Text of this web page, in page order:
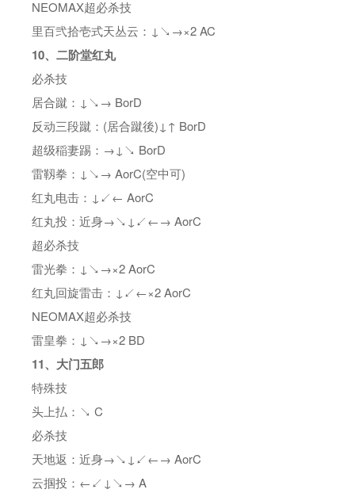
NEOMAX超必杀技
里百弐拾壱式天丛云：↓↘→×2 AC
10、二阶堂红丸
必杀技
居合蹴：↓↘→ BorD
反动三段蹴：(居合蹴後)↓↑ BorD
超级稲妻踢：→↓↘ BorD
雷靱拳：↓↘→ AorC(空中可)
红丸电击：↓↙← AorC
红丸投：近身→↘↓↙←→ AorC
超必杀技
雷光拳：↓↘→×2 AorC
红丸回旋雷击：↓↙←×2 AorC
NEOMAX超必杀技
雷皇拳：↓↘→×2 BD
11、大门五郎
特殊技
头上払：↘ C
必杀技
天地返：近身→↘↓↙←→ AorC
云掴投：←↙↓↘→ A